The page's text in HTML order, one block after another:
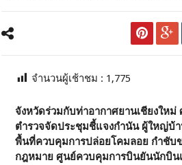
จำนวนผู้เช้าชม : 1,775
จังหวัดร่วมกับท่าอากาศยานเชียงให
ตำรวจจัดประชุมชี้แจงกำนัน ผู้ใหญ่บ้า
พื้นที่ควบคุมการปล่อยโคมลอย กำชับ
กฎหมาย ศูนย์ควบคุมการบินยันนักบิ